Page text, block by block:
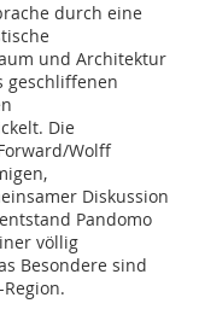
durch eine
und Architektur
geschliffenen
Die
Wolff
Diskussion
Pandomo
völlig
Besondere sind